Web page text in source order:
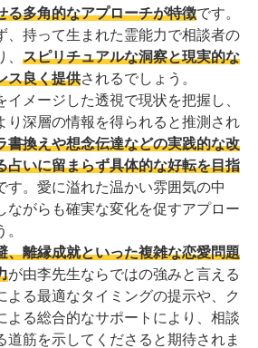
る多角的なアプローチが特徴です。
、持って生まれた霊能力で相談者の
スピリチュアルな洞察と現実的な
ス良く提供されるでしょう。
メージした透視で現状を把握し、
り深層の情報を得られると推測され
書換えや想念伝達などの実践的な改
占いに留まらず具体的な好転を目指
す。愛に溢れた温かい雰囲気の中
ながらも確実な変化を促すアプロー
、離縁成就といった複雑な恋愛問題
が由李先生ならではの強みと言える
よる最適なタイミングの提示や、ク
よる総合的なサポートにより、相談
道筋を示してくださると期待されま